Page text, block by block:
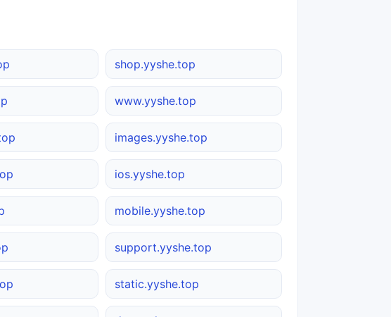
shop.yyshe.top
www.yyshe.top
images.yyshe.top
ios.yyshe.top
mobile.yyshe.top
support.yyshe.top
static.yyshe.top